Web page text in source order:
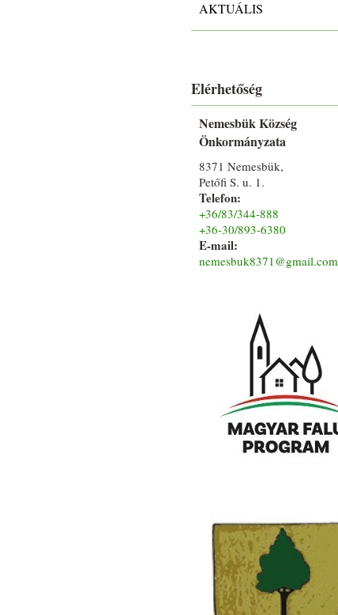
AKTUÁLIS
Elérhetőség
Nemesbük Község
Önkormányzata
8371 Nemesbük,
Petőfi S. u. 1.
Telefon:
+36/83/344-888
+36-30/893-6380
E-mail:
nemesbuk8371@gmail.com